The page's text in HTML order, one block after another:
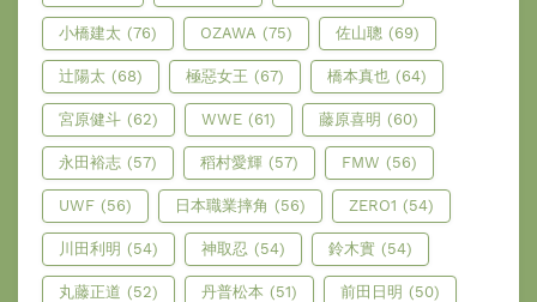
小橋建太 (76) OZAWA (75) 佐山聰 (69)
辻陽太 (68) 極惡女王 (67) 橋本真也 (64)
宮原健斗 (62) WWE (61) 藤原喜明 (60)
永田裕志 (57) 稻村愛輝 (57) FMW (56)
UWF (56) 日本職業摔角 (56) ZERO1 (54)
川田利明 (54) 神取忍 (54) 鈴木實 (54)
丸藤正道 (52) 丹普松本 (51) 前田日明 (50)